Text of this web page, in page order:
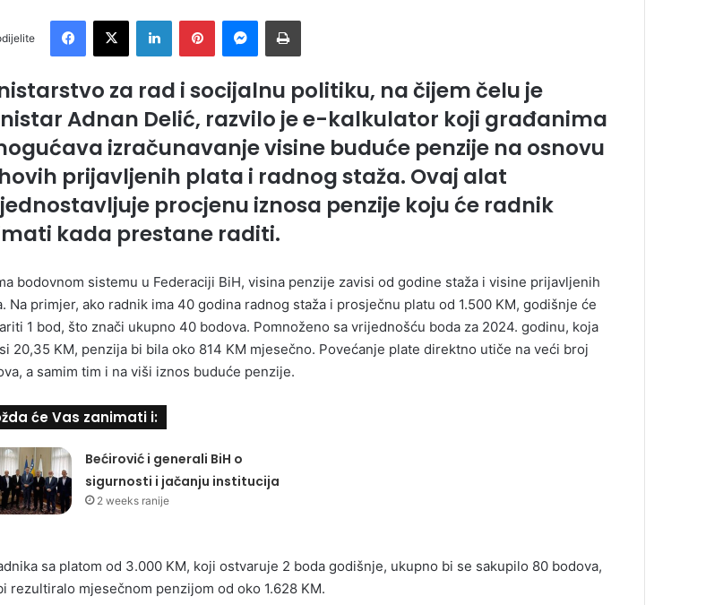
za rad i socijalnu politiku, na čijem čelu je
Adnan Delić, razvilo je e-kalkulator koji građanima
izračunavanje visine buduće penzije na osnovu
prijavljenih plata i radnog staža. Ovaj alat
procjenu iznosa penzije koju će radnik
kada prestane raditi.
bodovnom sistemu u Federaciji BiH, visina penzije zavisi od godine staža i visine prijavljenih
Na primjer, ako radnik ima 40 godina radnog staža i prosječnu platu od 1.500 KM, godišnje će
1 bod, što znači ukupno 40 bodova. Pomnoženo sa vrijednošću boda za 2024. godinu, koja
20,35 KM, penzija bi bila oko 814 KM mjesečno. Povećanje plate direktno utiče na veći broj
a samim tim i na viši iznos buduće penzije.
će Vas zanimati i:
Bećirović i generali BiH o
sigurnosti i jačanju institucija
2 weeks ranije
sa platom od 3.000 KM, koji ostvaruje 2 boda godišnje, ukupno bi se sakupilo 80 bodova,
rezultiralo mjesečnom penzijom od oko 1.628 KM.